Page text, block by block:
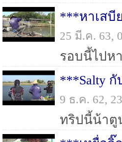
***หาเสบี
25 มี.ค. 63,
9 ธ.ค. 62,